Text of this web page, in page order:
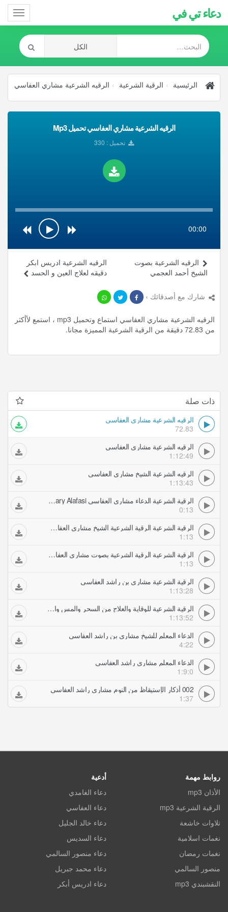
دعاء تي في
الرئيسية الرقية الشرعية الرقيه الشرعية مشاري العفاسي
الرقيه الشرعية مشاري العفاسي تحميل Mp3
تحميل : 330
00:00
الرقيه الشرعية ادريس ابكر
دقيقه لعلاج العين و الحسد
الرقيه الشرعية بصوت
الشيخ أحمد العجمي
شارك مع أصدقائك ›
الرقيه الشرعية مشاري العفاسي استماع وتحميل mp3 ، استمع لأأكثر
من 72.83 دقيقة من الرقية الشرعية المميزة مجانا.
ذات صلة
الرقيه الشرعية مشاري العفاسي
72.83
الرقيه الشرعية مشاري العفاسي
1:12:49
الرقيه الشرعية الشيخ مشاري العفاسي
1:13:43
الرقية الشرعية الدعاء مشاري العفاسي Mishary Alafasi
0:13
الرقية الشرعية الرقية الشرعية الشيخ مشاري العفاسي
1:13
الرقية الشرعية الرقية الشرعية بصوت مشاري العفاسي خدمة نور الإيمان
1:13
الرقية الشرعية مشاري بن راشد العفاسي
1:13:28
الرقية الشرعية للوقاية والعلاج من السحر والمس والعين والحسد بصوت الشيخ مشاري العفاسي
1:13:52
الدعاء المعلم للشيخ مشاري بن راشد العفاسي
4:22
الدعاء المعلم مشاري راشد العفاسي
1:9:0
002 أذكار الإستيقاظ من النوم مشاري راشد العفاسي
1:37
روابط مهمة
الأذان mp3
الرقية الشرعية mp3
تلاوات خاشعة
نغمات اسلامية
نغمات رمضان
منصور السالمي
النقشبندي mp3
أدعية
دعاء الغامدي
دعاء العفاسي
دعاء خالد الجليل
دعاء السديس
دعاء منصور السالمي
دعاء محمد جبريل
دعاء ادريس أبكر